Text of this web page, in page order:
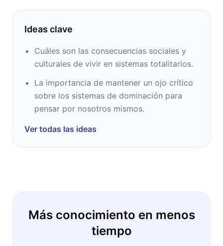
Ideas clave
Cuáles son las consecuencias sociales y
culturales de vivir en sistemas totalitarios.
La importancia de mantener un ojo crítico
sobre los sistemas de dominación para
pensar por nosotros mismos.
Ver todas las ideas
Más conocimiento en menos
tiempo